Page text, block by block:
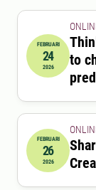
2026-02-24
FEBRUARI
24
2026
to
2026-02-26
FEBRUARI
26
2026